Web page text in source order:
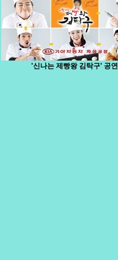
'신나는 제빵왕 김탁구' 공연